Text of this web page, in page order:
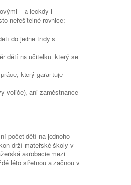
– a leckdy i
neřešitelné rovnice:
do jedné třídy s
dětí na učitelku, který se
který garantuje
voliče), ani zaměstnance,
počet dětí na jednoho
drží mateřské školy v
akrobacie mezi
léto střetnou a začnou v